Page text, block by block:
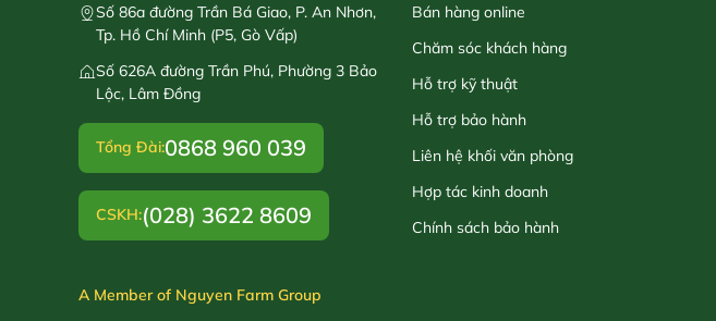
Số 86a đường Trần Bá Giao, P. An Nhơn,
Tp. Hồ Chí Minh (P5, Gò Vấp)
Số 626A đường Trần Phú, Phường 3 Bảo
Lộc, Lâm Đồng
Tổng Đài:0868 960 039
CSKH:(028) 3622 8609
A Member of Nguyen Farm Group
Bán hàng online
Chăm sóc khách hàng
Hỗ trợ kỹ thuật
Hỗ trợ bảo hành
Liên hệ khối văn phòng
Hợp tác kinh doanh
Chính sách bảo hành